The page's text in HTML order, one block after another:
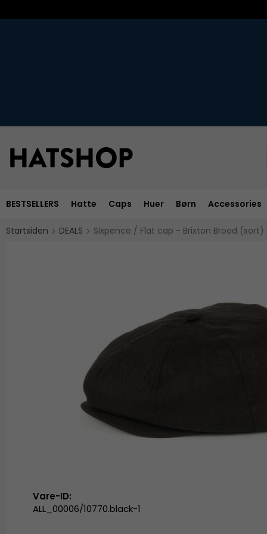
BESTSELLERS Hatte Caps Huer Børn Accessories
Startsiden DEALS Sixpence / Flat cap - Brixton Brood (sort)
Vare-ID:
ALL_00006/10770.black-1